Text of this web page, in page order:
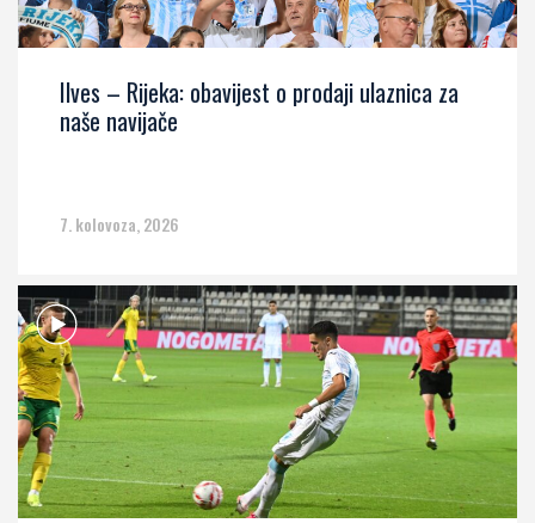
Ilves – Rijeka: obavijest o prodaji ulaznica za
naše navijače
7. kolovoza, 2026